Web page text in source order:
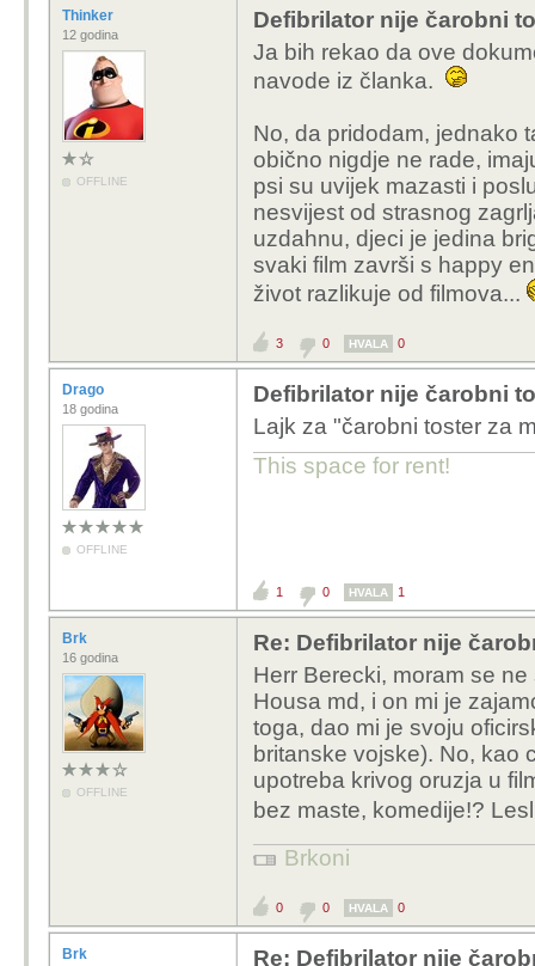
Thinker
12 godina
OFFLINE
Defibrilator nije čarobni
Ja bih rekao da ove
navode iz članka.
No, da pridodam, jednako
obično nigdje ne rade,
psi su uvijek mazasti i
nesvijest od strasnog
uzdahnu, djeci je jedina
svaki film završi s happy
život razlikuje od filmova...
3 0 HVALA 0
Drago
18 godina
OFFLINE
Defibrilator nije čarobni
Lajk za "čarobni toster za
This space for rent!
1 0 HVALA 1
Brk
16 godina
OFFLINE
Re: Defibrilator nije
Herr Berecki, moram se
Housa md, i on mi je
toga, dao mi je svoju
britanske vojske). No, kao
upotreba krivog oruzja u
bez maste, komedije!?
Brkoni
0 0 HVALA 0
Brk
Re: Defibrilator nije